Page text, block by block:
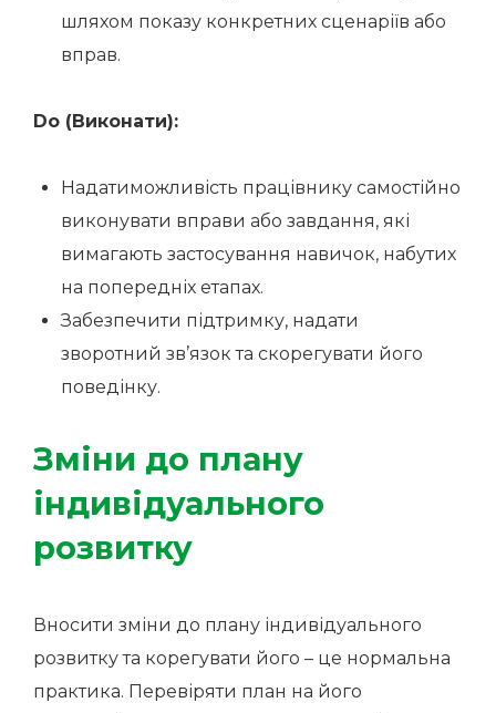
шляхом показу конкретних сценаріїв або
вправ.
Do (Виконати):
Надатиможливість працівнику самостійно
виконувати вправи або завдання, які
вимагають застосування навичок, набутих
на попередніх етапах.
Забезпечити підтримку, надати
зворотний зв’язок та скорегувати його
поведінку.
Зміни до плану
індивідуального
розвитку
Вносити зміни до плану індивідуального
розвитку та корегувати його – це нормальна
практика. Перевіряти план на його